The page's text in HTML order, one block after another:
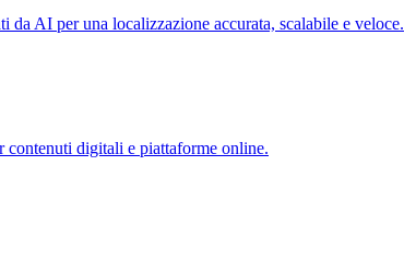
da AI per una localizzazione accurata, scalabile e veloce.
contenuti digitali e piattaforme online.